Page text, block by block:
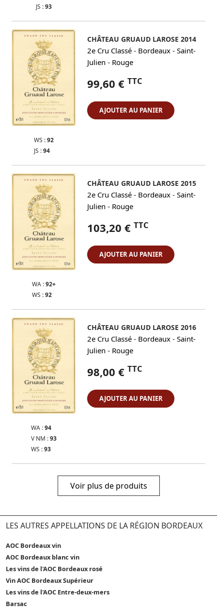
JS :93
WS :92
JS :94
CHÂTEAU GRUAUD LAROSE 2014
2e Cru Classé - Bordeaux - Saint-
Julien - Rouge
99,60 € TTC
AJOUTER AU PANIER
WA :92+
WS :92
CHÂTEAU GRUAUD LAROSE 2015
2e Cru Classé - Bordeaux - Saint-
Julien - Rouge
103,20 € TTC
AJOUTER AU PANIER
WA :94
V NM :93
WS :93
CHÂTEAU GRUAUD LAROSE 2016
2e Cru Classé - Bordeaux - Saint-
Julien - Rouge
98,00 € TTC
AJOUTER AU PANIER
Voir plus de produits
LES AUTRES APPELLATIONS DE LA RÉGION BORDEAUX
AOC Bordeaux vin
AOC Bordeaux blanc vin
Les vins de l'AOC Bordeaux rosé
Vin AOC Bordeaux Supérieur
Les vins de l'AOC Entre-deux-mers
Barsac